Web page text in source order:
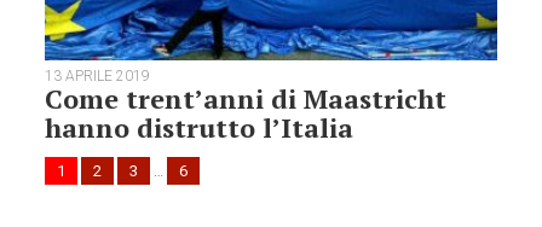
13 APRILE 2019
Come trent’anni di Maastricht
hanno distrutto l’Italia
1 2 3 … 6